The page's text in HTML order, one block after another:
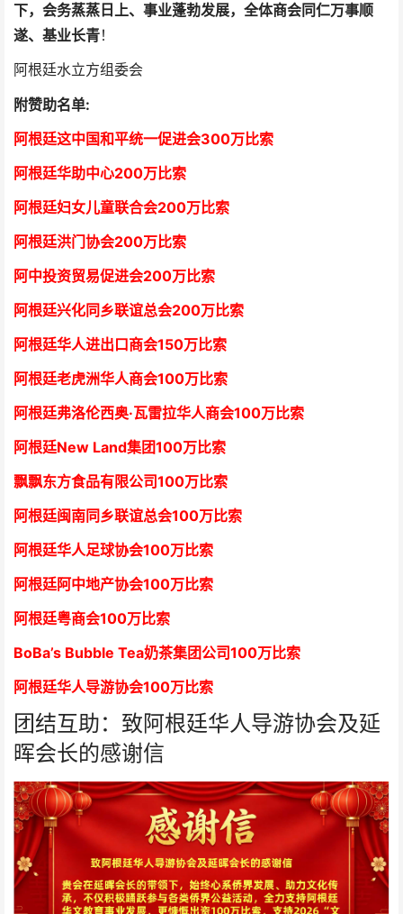
下，会务蒸蒸日上、事业蓬勃发展，全体商会同仁万事顺
遂、基业长青！
阿根廷水立方组委会
附赞助名单:
阿根廷这中国和平统一促进会300万比索
阿根廷华助中心200万比索
阿根廷妇女儿童联合会200万比索
阿根廷洪门协会200万比索
阿中投资贸易促进会200万比索
阿根廷兴化同乡联谊总会200万比索
阿根廷华人进出口商会150万比索
阿根廷老虎洲华人商会100万比索
阿根廷弗洛伦西奥·瓦雷拉华人商会100万比索
阿根廷New Land集团100万比索
飘飘东方食品有限公司100万比索
阿根廷闽南同乡联谊总会100万比索
阿根廷华人足球协会100万比索
阿根廷阿中地产协会100万比索
阿根廷粤商会100万比索
BoBa’s Bubble Tea奶茶集团公司100万比索
阿根廷华人导游协会100万比索
团结互助：致阿根廷华人导游协会及延
晖会长的感谢信